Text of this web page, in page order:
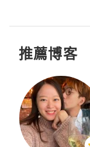
推薦博客